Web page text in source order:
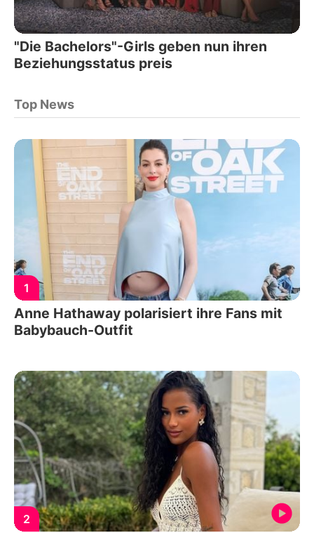
"Die Bachelors"-Girls geben nun ihren
Beziehungsstatus preis
Top News
1
Anne Hathaway polarisiert ihre Fans mit
Babybauch-Outfit
2